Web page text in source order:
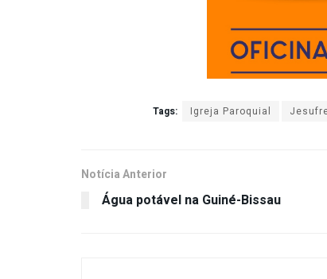
Tags: Igreja Paroquial
Notícia Anterior
Água potável na Guiné-Bissau